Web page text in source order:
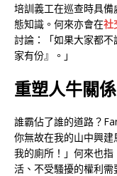
培訓義工在巡查時具
態知識。何來亦會在社
討論：「如果大家都
家有份』。」
重塑人牛關
誰霸佔了誰的道路？
你無故在我的山中興
我的廁所！」何來也
活、不受騷擾的權利